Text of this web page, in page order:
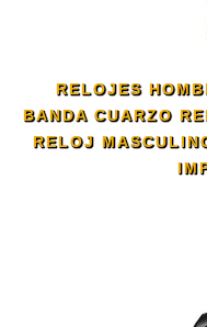
RELOJES
BANDA CUARZO
RELOJ